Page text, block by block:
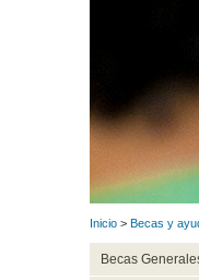
Inicio > Becas y
Becas